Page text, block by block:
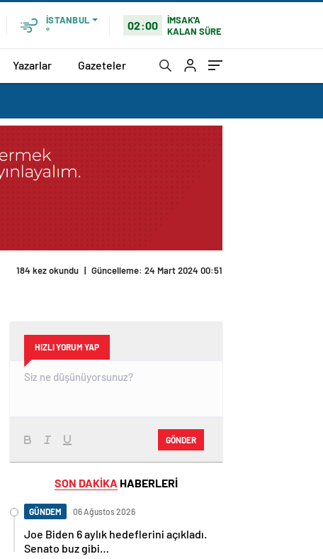
İSTANBUL
°
02:00
İMSAK'A
KALAN SÜRE
Yazarlar Gazeteler
184 kez okundu | Güncelleme: 24 Mart 2024 00:51
HIZLI YORUM YAP
GÖNDER
SON DAKİKA HABERLERİ
GÜNDEM 06 Ağustos 2026
Joe Biden 6 aylık hedeflerini açıkladı.
Senato buz gibi…